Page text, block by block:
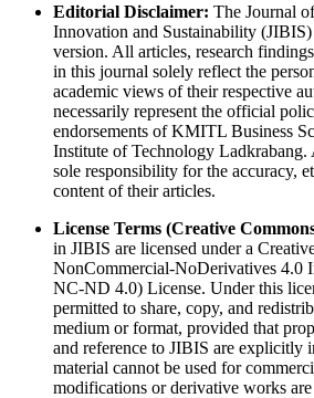
Editorial Disclaimer: The Journal
Innovation and Sustainability
version. All articles, research
in this journal solely reflect the
academic views of their respective
necessarily represent the official
endorsements of KMITL Business
Institute of Technology Ladkrabang.
sole responsibility for the accuracy,
content of their articles.
License Terms (Creative
in JIBIS are licensed under a
NonCommercial-NoDerivatives 4.0
NC-ND 4.0) License. Under this
permitted to share, copy, and
medium or format, provided that
and reference to JIBIS are explicitly
material cannot be used for
modifications or derivative works